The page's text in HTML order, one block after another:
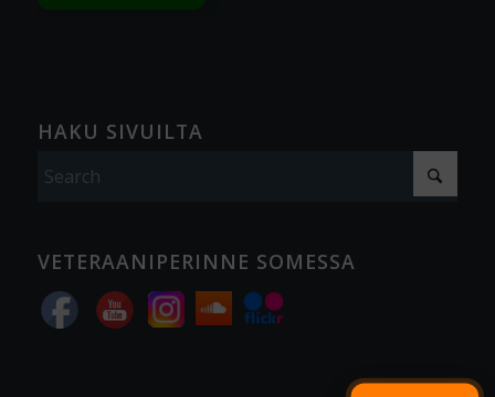
HAKU SIVUILTA
VETERAANIPERINNE SOMESSA